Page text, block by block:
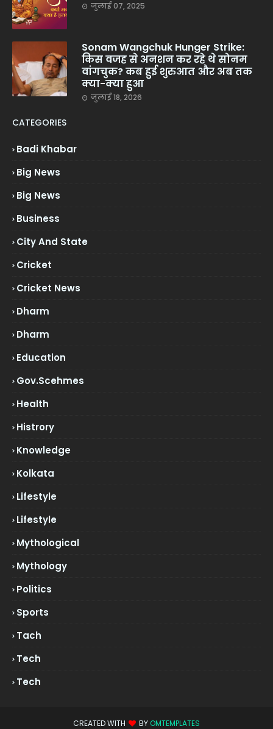
जुलाई 07, 2025
Sonam Wangchuk Hunger Strike:
किस वजह से अनशन कर रहे थे सोनम
वांगचुक? कब हुई शुरुआत और अब तक
क्या-क्या हुआ
जुलाई 18, 2026
CATEGORIES
Badi Khabar
Big News
Big News
Business
City And State
Cricket
Cricket News
Dharm
Dharm
Education
Gov.scehmes
Health
Histrory
Knowledge
Kolkata
Lifestyle
Lifestyle
Mythological
Mythology
Politics
Sports
Tach
Tech
Tech
CREATED WITH BY OMTEMPLATES